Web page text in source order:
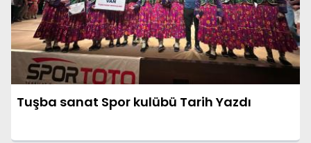
Tuşba sanat Spor kulübü Tarih Yazdı